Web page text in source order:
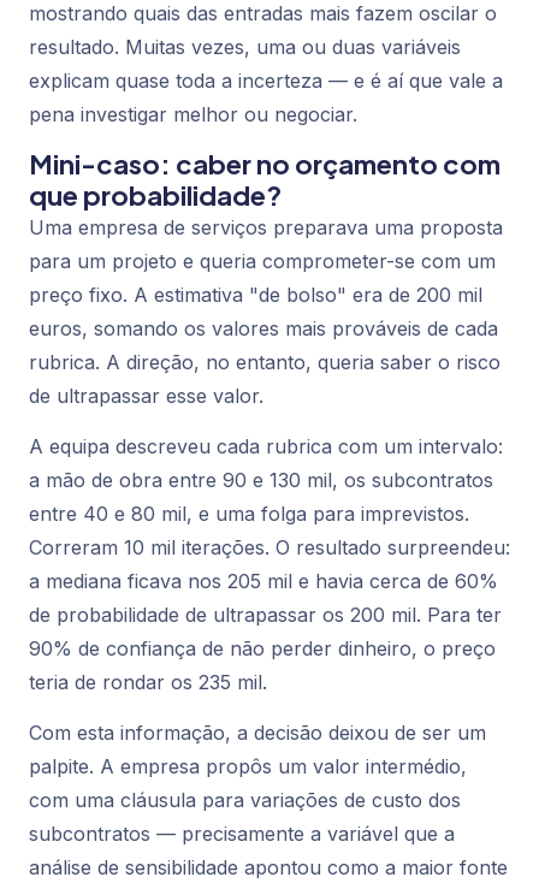
mostrando quais das entradas mais fazem oscilar o
resultado. Muitas vezes, uma ou duas variáveis
explicam quase toda a incerteza — e é aí que vale a
pena investigar melhor ou negociar.
Mini-caso: caber no orçamento com
que probabilidade?
Uma empresa de serviços preparava uma proposta
para um projeto e queria comprometer-se com um
preço fixo. A estimativa "de bolso" era de 200 mil
euros, somando os valores mais prováveis de cada
rubrica. A direção, no entanto, queria saber o risco
de ultrapassar esse valor.
A equipa descreveu cada rubrica com um intervalo:
a mão de obra entre 90 e 130 mil, os subcontratos
entre 40 e 80 mil, e uma folga para imprevistos.
Correram 10 mil iterações. O resultado surpreendeu:
a mediana ficava nos 205 mil e havia cerca de 60%
de probabilidade de ultrapassar os 200 mil. Para ter
90% de confiança de não perder dinheiro, o preço
teria de rondar os 235 mil.
Com esta informação, a decisão deixou de ser um
palpite. A empresa propôs um valor intermédio,
com uma cláusula para variações de custo dos
subcontratos — precisamente a variável que a
análise de sensibilidade apontou como a maior fonte